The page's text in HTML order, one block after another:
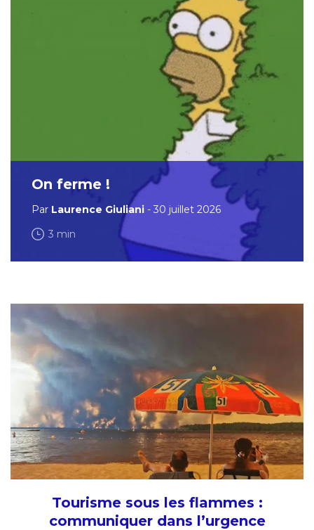
On ferme !
Par Laurence Giuliani - 30 juillet 2026
3 min
Tourisme sous les flammes :
communiquer dans l’urgence